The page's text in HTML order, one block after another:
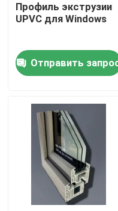
Спросите цитату
Профили двери UPVC
Профили окна UPVC
Профили штранг-
Профиль экструзии
UPVC для Windows
Отправить